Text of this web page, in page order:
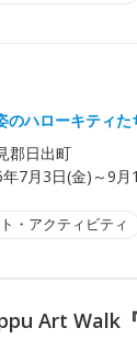
のハローキティ
郡日出町
7月3日(金)～9
・アクティビティ
Art Walk